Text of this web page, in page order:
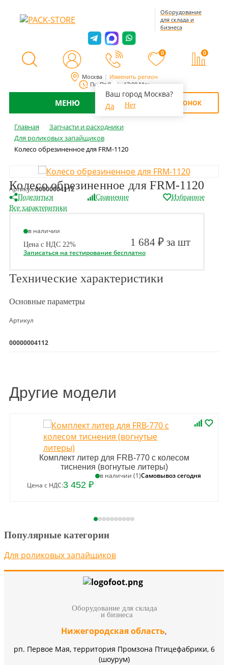
Москва Изменить регион
Ваш город Москва?
Да
Нет
Пн-Пт 8:00 - 17:00 Мск
Оборудование
для склада и
бизнеса
0 0
МЕНЮ ОБРАТНЫЙ ЗВОНОК
Главная
Запчасти и расходники
Для роликовых запайщиков
Колесо обрезиненное для FRM-1120
Колесо обрезиненное для FRM-1120
Артикул:00000004112
Поделиться Сравнение
Избранное
Все характеритики
в наличии
Цена с НДС 22% 1 684 ₽ за шт
Записаться на тестирование бесплатно
Технические характеристики
Основные параметры
Артикул
00000004112
Другие модели
Комплект литер для FRB-770 с колесом
тиснения (вогнутые литеры)
в наличии (1)Самовывоз сегодня
Цена с НДС:3 452 ₽
Популярные категории
Для роликовых запайщиков
Оборудование для склада
и бизнеса
Нижегородская область,
рп. Первое Мая, территория Промзона Птицефабрики, 6
(шоурум)